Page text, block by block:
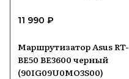
11 990 ₽
Маршрутизатор Asus RT-
BE50 BE3600 черный
(90IG09U0MO3S00)